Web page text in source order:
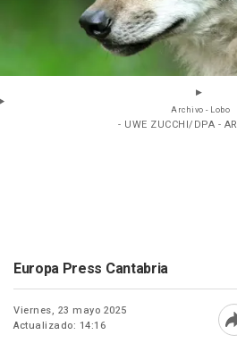
Archivo - Lobo
- UWE ZUCCHI/DPA -
Europa Press Cantabria
Viernes, 23 mayo 2025
Actualizado: 14:16